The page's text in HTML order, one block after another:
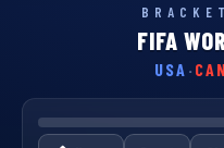
FIFA
USA ·